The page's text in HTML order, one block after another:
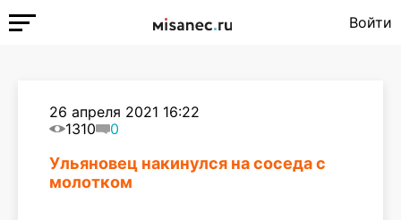
Войти
26 апреля 2021 16:22
1310
0
Ульяновец накинулся на соседа с
молотком